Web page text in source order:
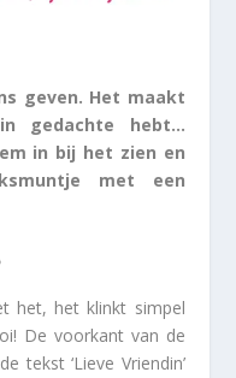
geven. Het maakt
gedachte hebt…
in bij het zien en
met een
het, het klinkt simpel
De voorkant van de
tekst ‘Lieve Vriendin’